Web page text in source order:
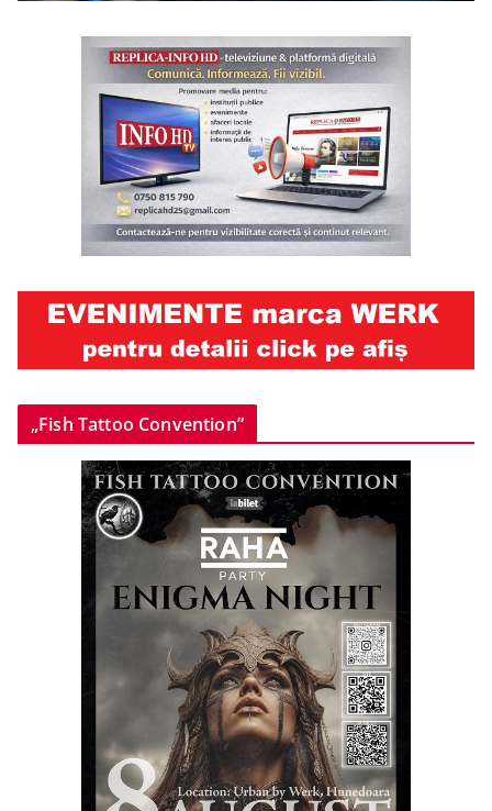
„Fish Tattoo Convention”